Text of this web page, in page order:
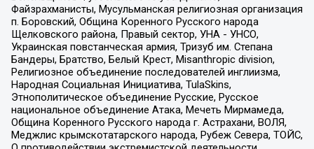
Файзрахманисты, Мусульманская религиозная организация
п. Боровский, Община Коренного Русского народа
Щелковского района, Правый сектор, УНА - УНСО,
Украинская повстанческая армия, Тризуб им. Степана
Бандеры, Братство, Белый Крест, Misanthropic division,
Религиозное объединение последователей инглиизма,
Народная Социальная Инициатива, TulaSkins,
Этнополитическое объединение Русские, Русское
национальное объединение Атака, Мечеть Мирмамеда,
Община Коренного Русского народа г. Астрахани, ВОЛЯ,
Меджлис крымскотатарского народа, Рубеж Севера, ТОЙС,